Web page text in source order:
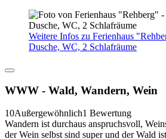
Weitere Infos zu Ferienhaus
Dusche, WC, 2 Schlafräume
WWW - Wald, Wandern, Wein
10Außergewöhnlich1 Bewertung
Wandern ist durchaus anspruchsvoll,
der Wein selbst sind super und der Wald